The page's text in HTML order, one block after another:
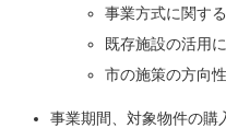
事業方式に関す
既存施設の活用
市の施策の方向
事業期間、対象物件の購